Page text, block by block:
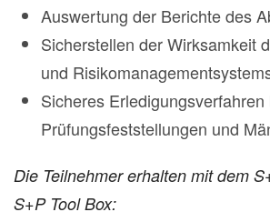
Auswertung der Berichte des
Sicherstellen der Wirksamkeit
und
Sicheres Erledigungsverfahren
Prüfungsfeststellungen und
Die Teilnehmer erhalten mit dem
S+P Tool Box: